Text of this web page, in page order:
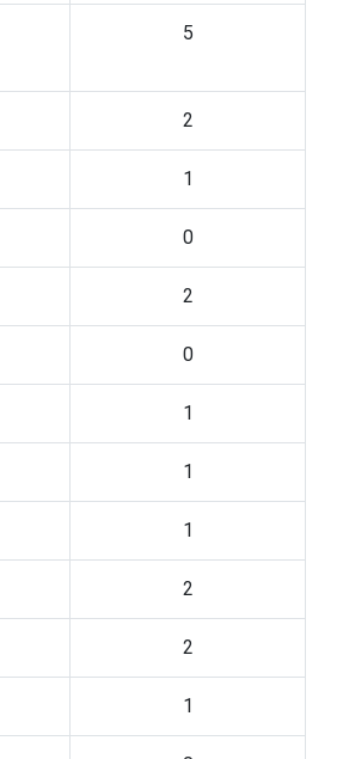
5
2
1
0
2
0
1
1
1
2
2
1